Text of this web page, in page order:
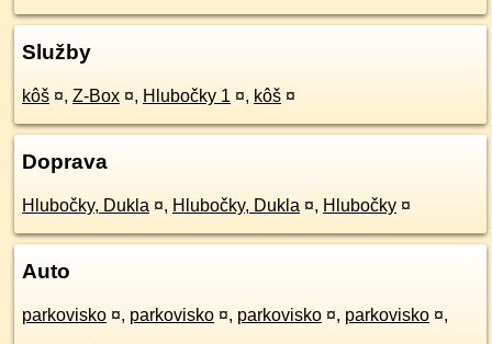
Služby
kôš ¤, Z-Box ¤, Hlubočky 1 ¤, kôš ¤
Doprava
Hlubočky, Dukla ¤, Hlubočky, Dukla ¤, Hlubočky ¤
Auto
parkovisko ¤, parkovisko ¤, parkovisko ¤, parkovisko ¤,